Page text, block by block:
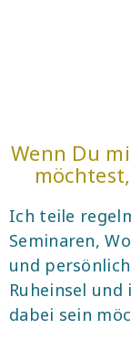
Wenn Du
Ich teile
Seminaren,
und
Ruheinsel und
dabei sein